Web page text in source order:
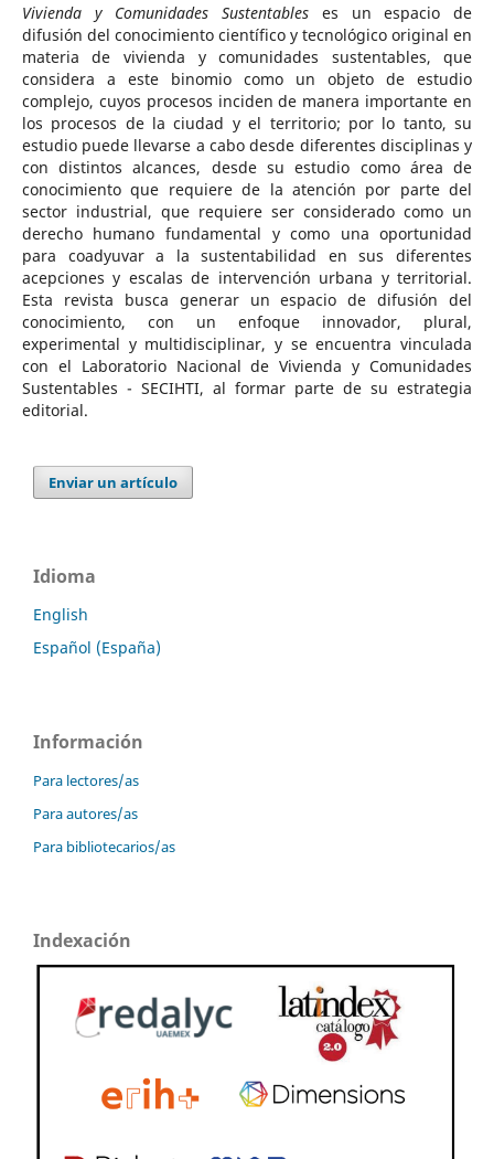
Vivienda y Comunidades Sustentables es un espacio de
difusión del conocimiento científico y tecnológico original en
materia de vivienda y comunidades sustentables, que
considera a este binomio como un objeto de estudio
complejo, cuyos procesos inciden de manera importante en
los procesos de la ciudad y el territorio; por lo tanto, su
estudio puede llevarse a cabo desde diferentes disciplinas y
con distintos alcances, desde su estudio como área de
conocimiento que requiere de la atención por parte del
sector industrial, que requiere ser considerado como un
derecho humano fundamental y como una oportunidad
para coadyuvar a la sustentabilidad en sus diferentes
acepciones y escalas de intervención urbana y territorial.
Esta revista busca generar un espacio de difusión del
conocimiento, con un enfoque innovador, plural,
experimental y multidisciplinar, y se encuentra vinculada
con el Laboratorio Nacional de Vivienda y Comunidades
Sustentables - SECIHTI, al formar parte de su estrategia
editorial.
Enviar un artículo
Idioma
English
Español (España)
Información
Para lectores/as
Para autores/as
Para bibliotecarios/as
Indexación